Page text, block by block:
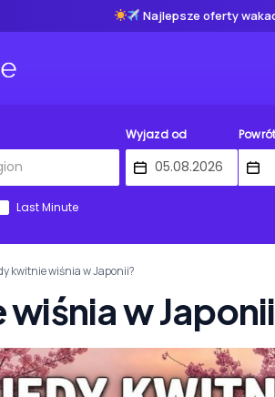
Najlepsze oferty
Wyjazd od
Last Minute
kwitnie wiśnia w Japonii?
w